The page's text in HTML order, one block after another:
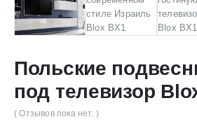
Польские
под телевизор
( Отзывов пока нет. )